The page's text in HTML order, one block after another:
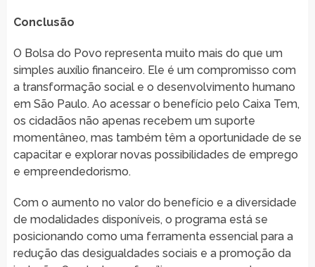
Conclusão
O Bolsa do Povo representa muito mais do que um
simples auxílio financeiro. Ele é um compromisso com
a transformação social e o desenvolvimento humano
em São Paulo. Ao acessar o benefício pelo Caixa Tem,
os cidadãos não apenas recebem um suporte
momentâneo, mas também têm a oportunidade de se
capacitar e explorar novas possibilidades de emprego
e empreendedorismo.
Com o aumento no valor do benefício e a diversidade
de modalidades disponíveis, o programa está se
posicionando como uma ferramenta essencial para a
redução das desigualdades sociais e a promoção da